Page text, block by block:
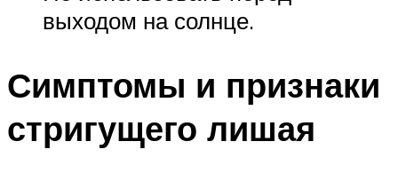
выходом на солнце.
Симптомы и признаки
стригущего лишая